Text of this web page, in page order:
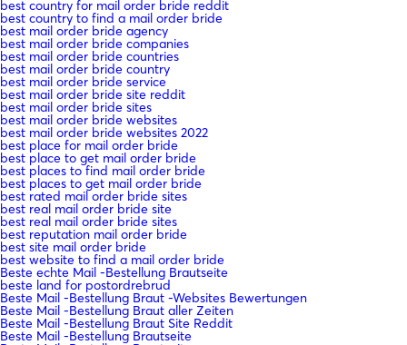
best country for mail order bride reddit
best country to find a mail order bride
best mail order bride agency
best mail order bride companies
best mail order bride countries
best mail order bride country
best mail order bride service
best mail order bride site reddit
best mail order bride sites
best mail order bride websites
best mail order bride websites 2022
best place for mail order bride
best place to get mail order bride
best places to find mail order bride
best places to get mail order bride
best rated mail order bride sites
best real mail order bride site
best real mail order bride sites
best reputation mail order bride
best site mail order bride
best website to find a mail order bride
Beste echte Mail -Bestellung Brautseite
beste land for postordrebrud
Beste Mail -Bestellung Braut -Websites Bewertungen
Beste Mail -Bestellung Braut aller Zeiten
Beste Mail -Bestellung Braut Site Reddit
Beste Mail -Bestellung Brautseite